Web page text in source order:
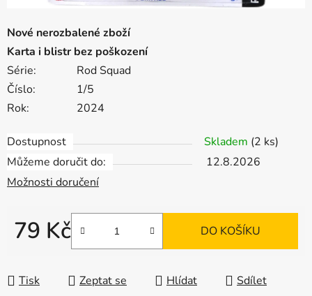
Nové nerozbalené zboží
Karta i blistr bez poškození
Série:
Rod Squad
Číslo:
1/5
Rok:
2024
Dostupnost Skladem (2 ks)
Můžeme doručit do:
12.8.2026
Možnosti doručení
79 Kč
Měrná cena:
DO KOŠÍKU
Tisk Zeptat se Hlídat Sdílet